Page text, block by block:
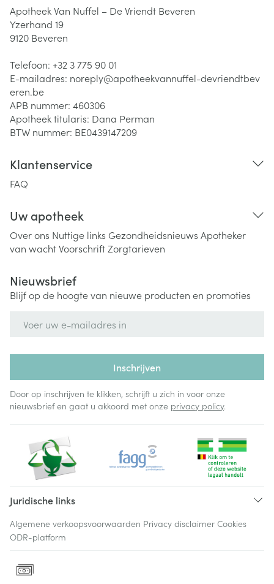
Apotheek Van Nuffel – De Vriendt Beveren
Yzerhand 19
9120 Beveren
Telefoon: +32 3 775 90 01
E-mailadres: noreply@apotheekvannuffel-devriendtbev
eren.be
APB nummer: 460306
Apotheek titularis: Dana Perman
BTW nummer: BE0439147209
Klantenservice
FAQ
Uw apotheek
Over ons Nuttige links Gezondheidsnieuws Apotheker
van wachtVoorschriftZorgtarieven
Nieuwsbrief
Blijf op de hoogte van nieuwe producten en promoties
Inschrijven
Door op inschrijven te klikken, schrijft u zich in voor onze
nieuwsbrief en gaat u akkoord met onze privacy policy.
Juridische links
Algemene verkoopsvoorwaarden Privacy disclaimer Cookies
ODR-platform